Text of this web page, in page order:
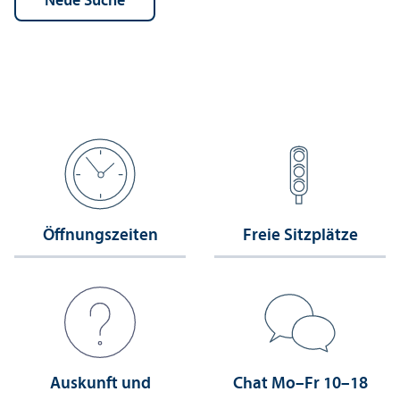
Öffnungs­zeiten Freie Sitzplätze
Auskunft und
Chat Mo–Fr 10–18